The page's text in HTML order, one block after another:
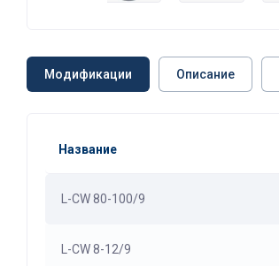
Модификации Описание
Название
L-CW 80-100/9
L-CW 8-12/9